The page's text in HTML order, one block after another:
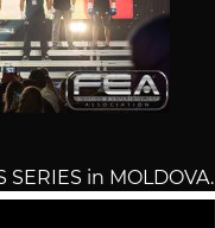
SERIES in MOLDOVA.